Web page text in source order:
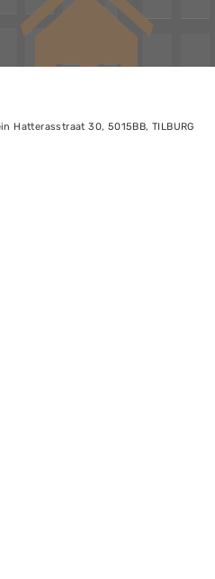
Hatterasstraat 30, 5015BB, TILBURG